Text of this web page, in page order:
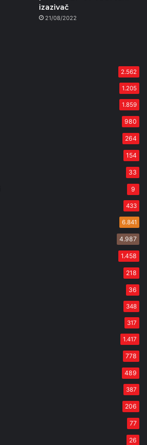
izazivač
21/08/2022
2.562
1.205
1.859
980
264
154
33
9
433
6.841
4.987
1.458
218
36
348
317
1.417
778
489
387
206
77
26